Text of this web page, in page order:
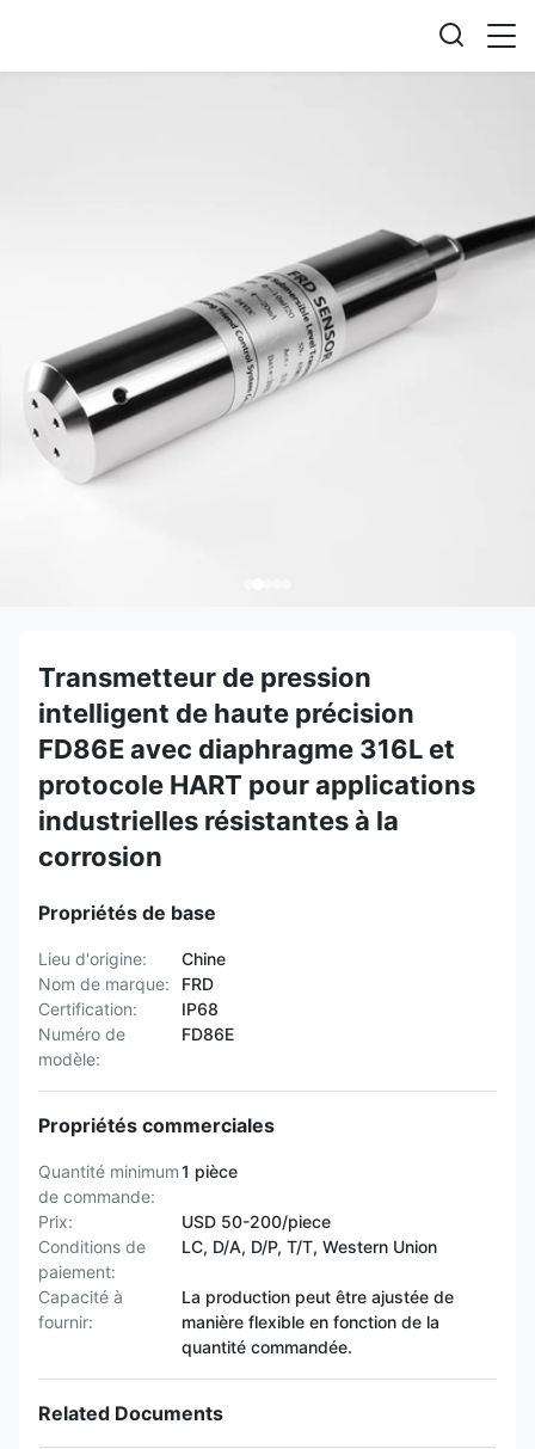
Transmetteur de pression
intelligent de haute précision
FD86E avec diaphragme 316L et
protocole HART pour applications
industrielles résistantes à la
corrosion
Propriétés de base
Lieu d'origine:
Chine
Nom de marque:
FRD
Certification:
IP68
Numéro de
modèle:
FD86E
Propriétés commerciales
Quantité minimum
de commande:
1 pièce
Prix:
USD 50-200/piece
Conditions de
paiement:
LC, D/A, D/P, T/T, Western Union
Capacité à
fournir:
La production peut être ajustée de
manière flexible en fonction de la
quantité commandée.
Related Documents